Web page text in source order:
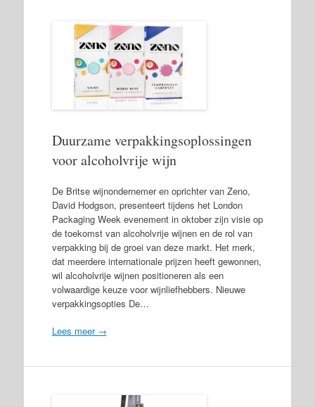
Duurzame verpakkingsoplossingen
voor alcoholvrije wijn
De Britse wijnondernemer en oprichter van Zeno,
David Hodgson, presenteert tijdens het London
Packaging Week evenement in oktober zijn visie op
de toekomst van alcoholvrije wijnen en de rol van
verpakking bij de groei van deze markt. Het merk,
dat meerdere internationale prijzen heeft gewonnen,
wil alcoholvrije wijnen positioneren als een
volwaardige keuze voor wijnliefhebbers. Nieuwe
verpakkingsopties De…
Lees meer →